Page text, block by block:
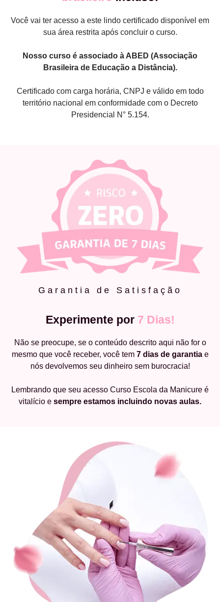
Você vai ter acesso a este lindo certificado disponível em
sua área restrita após concluir o curso.
Nosso curso é associado à ABED (Associação
Brasileira de Educação a Distância).
Certificado com carga horária, CNPJ e válido em todo
território nacional em conformidade com o Decreto
Presidencial N° 5.154.
Garantia de Satisfação
Experimente por 7 Dias!
Não se preocupe, se o conteúdo descrito aqui não for o
mesmo que você receber, você tem 7 dias de garantiae
nós devolvemos seu dinheiro sem burocracia!
Lembrando que seu acesso Curso Escola da Manicure é
vitalício e sempre estamos incluindo novas aulas.